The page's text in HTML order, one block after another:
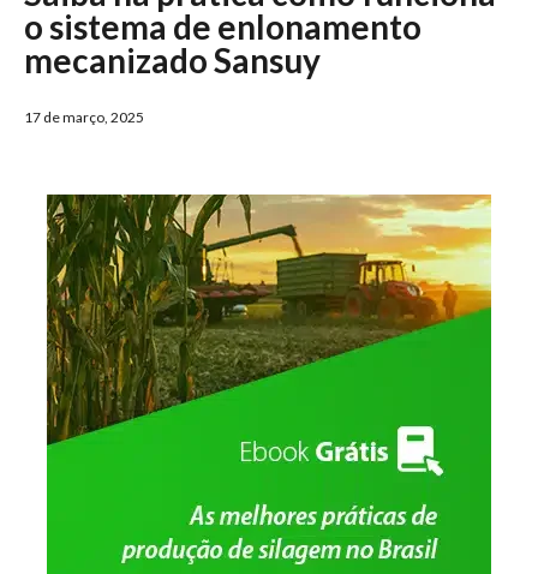
o sistema de enlonamento
mecanizado Sansuy
17 de março, 2025